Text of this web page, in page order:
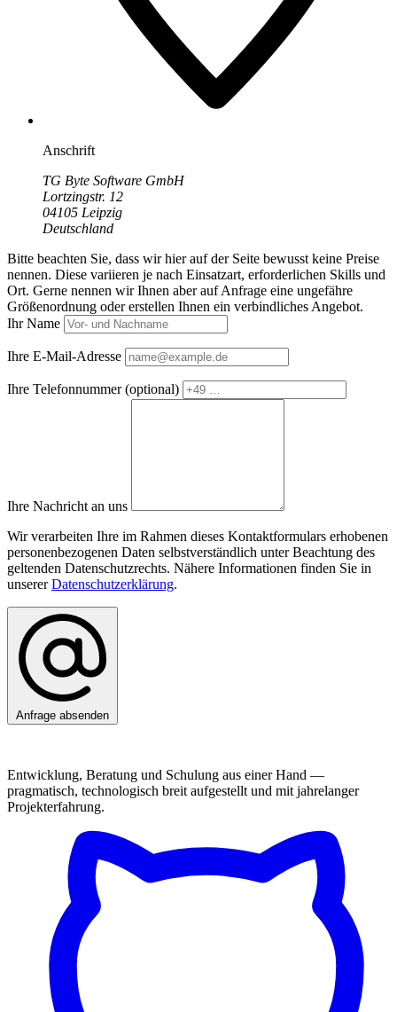
Anschrift
TG Byte Software GmbH
Lortzingstr. 12
04105 Leipzig
Deutschland
Bitte beachten Sie, dass wir hier auf der Seite bewusst keine Preise
nennen. Diese variieren je nach Einsatzart, erforderlichen Skills und
Ort. Gerne nennen wir Ihnen aber auf Anfrage eine ungefähre
Größenordnung oder erstellen Ihnen ein verbindliches Angebot.
Ihr Name
Ihre E-Mail-Adresse
Ihre Telefonnummer(optional)
Ihre Nachricht an uns
Wir verarbeiten Ihre im Rahmen dieses Kontaktformulars erhobenen
personenbezogenen Daten selbstverständlich unter Beachtung des
geltenden Datenschutzrechts. Nähere Informationen finden Sie in
unsererDatenschutzerklärung.
Anfrage absenden
Entwicklung, Beratung und Schulung aus einer Hand —
pragmatisch, technologisch breit aufgestellt und mit jahrelanger
Projekterfahrung.